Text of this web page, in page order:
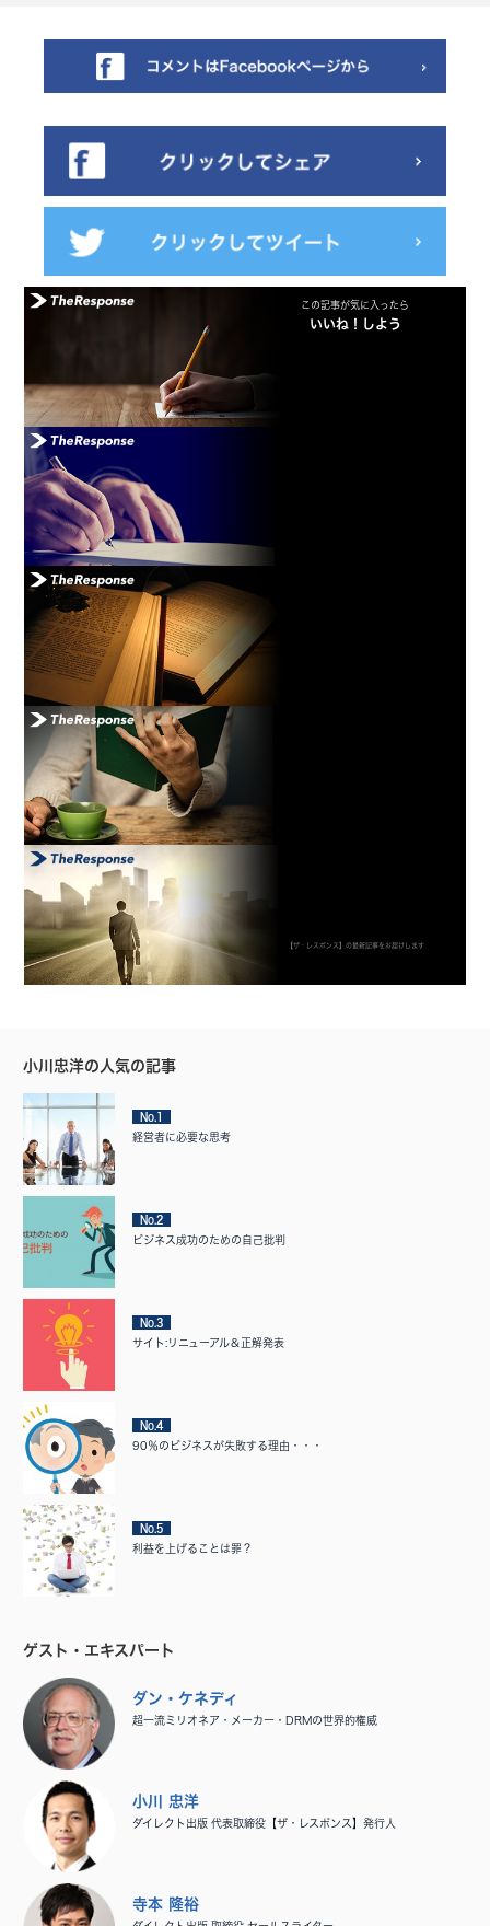
この記事が気に入ったら
いいね！しよう
【ザ・レスポンス】の最新記事をお届けします
小川忠洋の人気の記事
No.1
経営者に必要な思考
No.2
ビジネス成功のための自己批判
No.3
サイト:リニューアル＆正解発表
No.4
90％のビジネスが失敗する理由・・・
No.5
利益を上げることは罪？
ゲスト・エキスパート
ダン・ケネディ
超一流ミリオネア・メーカー・DRMの世界的権威
小川 忠洋
ダイレクト出版 代表取締役【ザ・レスポンス】発行人
寺本 隆裕